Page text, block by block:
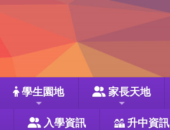
學生園地 家長天地
入學資訊 升中資訊